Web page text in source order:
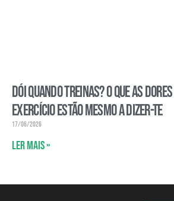
Dói quando treinas? O que as
exercício estão mesmo a dizer-te
17/06/2026
Ler mais »